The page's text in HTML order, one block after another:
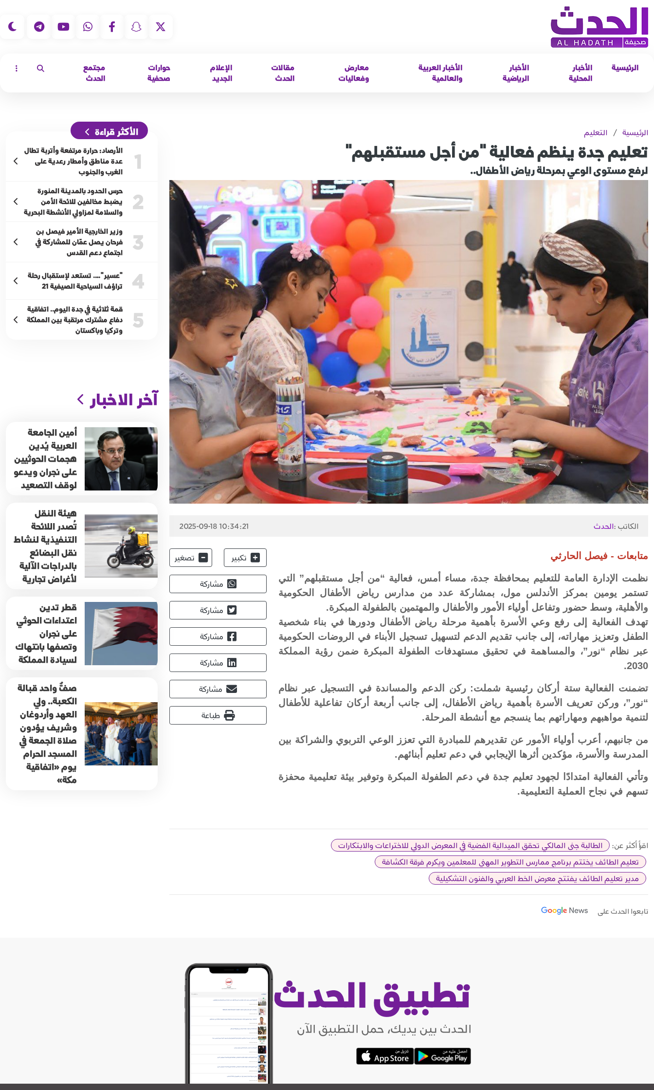
الرئيسية
الأخبار
المحلية
الأخبار
الرياضية
الأخبار العربية
والعالمية
معارض
وفعاليات
مقالات
الحدث
الإعلام
الجديد
حوارات
صحفية
مجتمع
الحدث
الرئيسية / التعليم
تعليم جدة ينظم فعالية "من أجل مستقبلهم"
لرفع مستوى الوعي بمرحلة رياض الأطفال..
الكاتب :الحدث 2025-09-18 10:34:21
متابعات - فيصل الحارثي
نظمت الإدارة العامة للتعليم بمحافظة جدة، مساء أمس، فعالية “من أجل مستقبلهم” التي
تستمر يومين بمركز الأندلس مول، بمشاركة عدد من مدارس رياض الأطفال الحكومية
والأهلية، وسط حضور وتفاعل أولياء الأمور والأطفال والمهتمين بالطفولة المبكرة.
تهدف الفعالية إلى رفع وعي الأسرة بأهمية مرحلة رياض الأطفال ودورها في بناء شخصية
الطفل وتعزيز مهاراته، إلى جانب تقديم الدعم لتسهيل تسجيل الأبناء في الروضات الحكومية
عبر نظام “نور”، والمساهمة في تحقيق مستهدفات الطفولة المبكرة ضمن رؤية المملكة
2030.
تضمنت الفعالية ستة أركان رئيسية شملت: ركن الدعم والمساندة في التسجيل عبر نظام
“نور”، وركن تعريف الأسرة بأهمية رياض الأطفال، إلى جانب أربعة أركان تفاعلية للأطفال
لتنمية مواهبهم ومهاراتهم بما ينسجم مع أنشطة المرحلة.
من جانبهم، أعرب أولياء الأمور عن تقديرهم للمبادرة التي تعزز الوعي التربوي والشراكة بين
المدرسة والأسرة، مؤكدين أثرها الإيجابي في دعم تعليم أبنائهم.
وتأتي الفعالية امتدادًا لجهود تعليم جدة في دعم الطفولة المبكرة وتوفير بيئة تعليمية محفزة
تسهم في نجاح العملية التعليمية.
تكبير تصغير
مشاركة
مشاركة
مشاركة
مشاركة
مشاركة
طباعة
اقرأ أكثر عن:
الطالبة جنى المالكي تحقق الميدالية الفضية في المعرض الدولي للاختراعات والابتكارات
تعليم الطائف يختتم برنامج ممارس التطوير المهني للمعلمين ويكرم فرقة الكشافة
مدير تعليم الطائف يفتتح معرض الخط العربي والفنون التشكيلية
تابعوا الحدث على
الأكثر قراءة
1
الأرصاد: حرارة مرتفعة وأتربة تطال
عدة مناطق وأمطار رعدية على
الغرب والجنوب
2
حرس الحدود بالمدينة المنورة
يضبط مخالفين للائحة الأمن
والسلامة لمزاولي الأنشطة البحرية
3
وزير الخارجية الأمير فيصل بن
فرحان يصل عمّان للمشاركة في
اجتماع دعم القدس
4
"عسير"…. تستعد لإستقبال رحلة
تراؤف السياحية الصيفية 21
5
قمة ثلاثية في جدة اليوم.. اتفاقية
دفاع مشترك مرتقبة بين المملكة
وتركيا وباكستان
آخر الاخبار
أمين الجامعة
العربية يُدين
هجمات الحوثيين
على نجران ويدعو
لوقف التصعيد
هيئة النقل
تُصدر اللائحة
التنفيذية لنشاط
نقل البضائع
بالدراجات الآلية
لأغراض تجارية
قطر تدين
اعتداءات الحوثي
على نجران
وتصفها بانتهاك
لسيادة المملكة
صفٌّ واحد قبالة
الكعبة.. ولي
العهد وأردوغان
وشريف يؤدون
صلاة الجمعة في
المسجد الحرام
يوم «اتفاقية
مكة»
تطبيق الحدث
الحدث بين يديك، حمل التطبيق الآن